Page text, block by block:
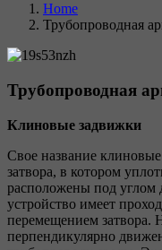
Home
Трубопроводная
Трубопроводная
Клиновые задвижки
Свое название
затвора, в котором
расположены под углом
устройство имеет
перемещением затвора.
перпендикулярно